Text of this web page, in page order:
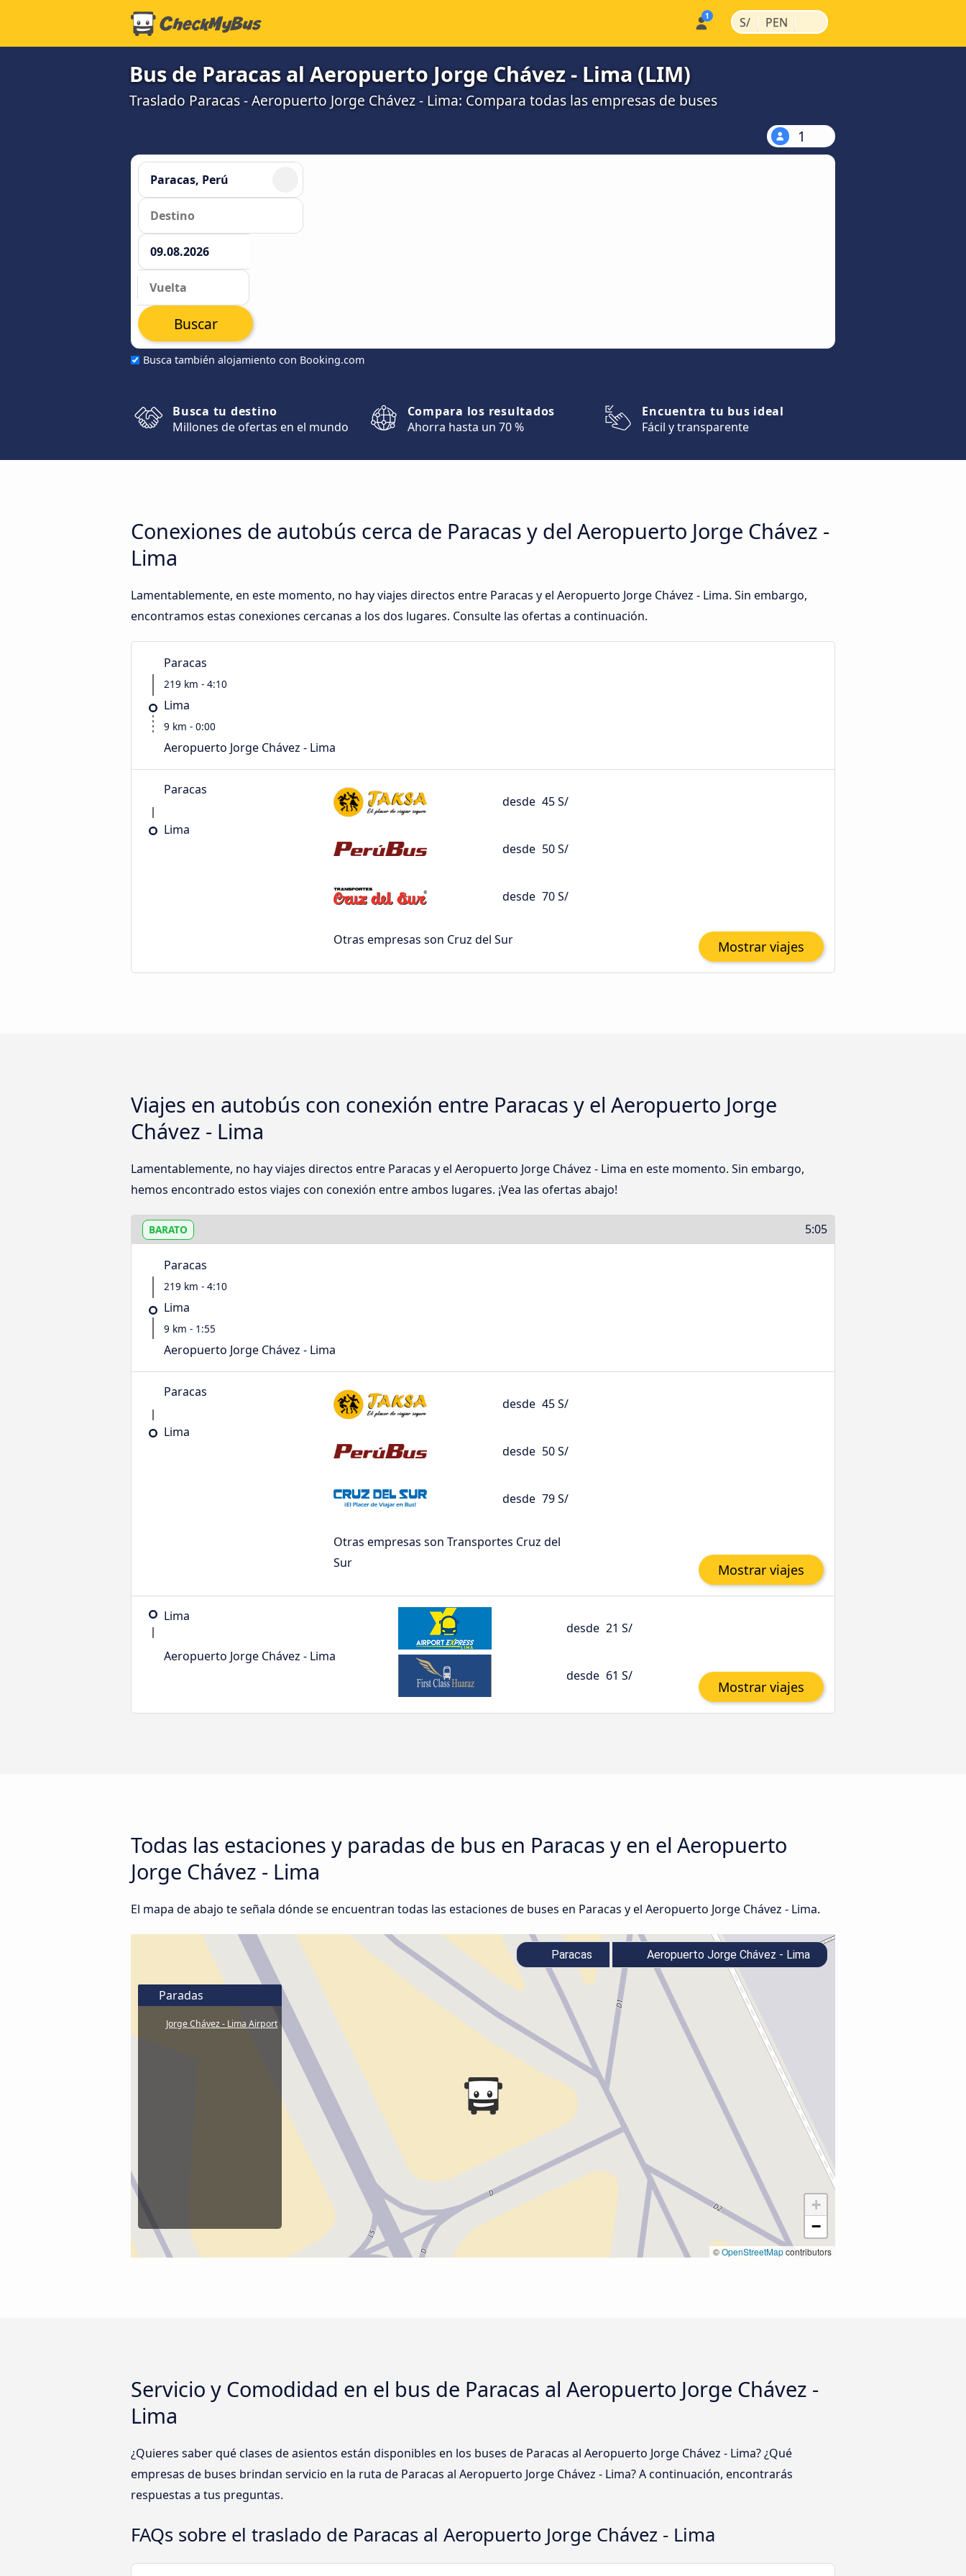
S/ | PEN |
Bus de Paracas al Aeropuerto Jorge Chávez - Lima (LIM)
Traslado Paracas - Aeropuerto Jorge Chávez - Lima: Compara todas las empresas de buses
1
Busca también alojamiento con Booking.com
Buscar
Busca tu destino
Millones de ofertas en el mundo
Compara los resultados
Ahorra hasta un 70 %
Encuentra tu bus ideal
Fácil y transparente
Conexiones de autobús cerca de Paracas y del Aeropuerto Jorge Chávez -
Lima
Lamentablemente, en este momento, no hay viajes directos entre Paracas y el Aeropuerto Jorge Chávez - Lima. Sin embargo,
encontramos estas conexiones cercanas a los dos lugares. Consulte las ofertas a continuación.
Paracas
219 km - 4:10
Lima
9 km - 0:00
Aeropuerto Jorge Chávez - Lima
Paracas
Lima
desde 45 S/
desde 50 S/
desde 70 S/
Otras empresas son Cruz del Sur Mostrar viajes
Viajes en autobús con conexión entre Paracas y el Aeropuerto Jorge
Chávez - Lima
Lamentablemente, no hay viajes directos entre Paracas y el Aeropuerto Jorge Chávez - Lima en este momento. Sin embargo,
hemos encontrado estos viajes con conexión entre ambos lugares. ¡Vea las ofertas abajo!
BARATO 5:05
Paracas
219 km - 4:10
Lima
9 km - 1:55
Aeropuerto Jorge Chávez - Lima
Paracas
Lima
desde 45 S/
desde 50 S/
desde 79 S/
Otras empresas son Transportes Cruz del
Sur
Mostrar viajes
Lima
Aeropuerto Jorge Chávez - Lima
desde 21 S/
desde 61 S/
Mostrar viajes
Todas las estaciones y paradas de bus en Paracas y en el Aeropuerto
Jorge Chávez - Lima
El mapa de abajo te señala dónde se encuentran todas las estaciones de buses en Paracas y el Aeropuerto Jorge Chávez - Lima.
+
−
©OpenStreetMapcontributors
Paradas
Jorge Chávez - Lima Airport
Paracas Aeropuerto Jorge Chávez - Lima
Servicio y Comodidad en el bus de Paracas al Aeropuerto Jorge Chávez -
Lima
¿Quieres saber qué clases de asientos están disponibles en los buses de Paracas al Aeropuerto Jorge Chávez - Lima? ¿Qué
empresas de buses brindan servicio en la ruta de Paracas al Aeropuerto Jorge Chávez - Lima? A continuación, encontrarás
respuestas a tus preguntas.
FAQs sobre el traslado de Paracas al Aeropuerto Jorge Chávez - Lima